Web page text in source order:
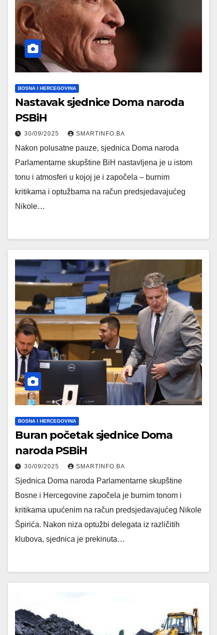
BOSNA I HERCEGOVINA
Nastavak sjednice Doma naroda
PSBiH
30/09/2025 SMARTINFO.BA
Nakon polusatne pauze, sjednica Doma naroda
Parlamentarne skupštine BiH nastavljena je u istom
tonu i atmosferi u kojoj je i započela – burnim
kritikama i optužbama na račun predsjedavajućeg
Nikole…
BOSNA I HERCEGOVINA
Buran početak sjednice Doma
naroda PSBiH
30/09/2025 SMARTINFO.BA
Sjednica Doma naroda Parlamentarne skupštine
Bosne i Hercegovine započela je burnim tonom i
kritikama upućenim na račun predsjedavajućeg Nikole
Špirića. Nakon niza optužbi delegata iz različitih
klubova, sjednica je prekinuta…